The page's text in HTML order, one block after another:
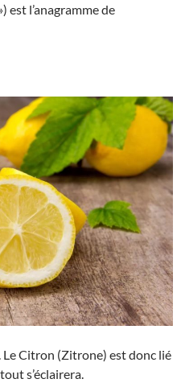
est l’anagramme de
Le Citron (Zitrone) est donc lié
s’éclairera.